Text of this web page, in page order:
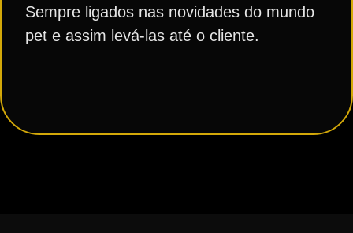
Sempre ligados nas novidades do mundo
pet e assim levá-las até o cliente.